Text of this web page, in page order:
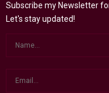
Subscribe my Newsletter
Let's stay updated!